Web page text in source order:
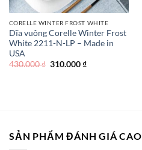
CORELLE WINTER FROST WHITE
Dĩa vuông Corelle Winter Frost
White 2211-N-LP – Made in
USA
430.000₫ Giá
310.000₫Giá
SẢN PHẨM ĐÁNH GIÁ CAO